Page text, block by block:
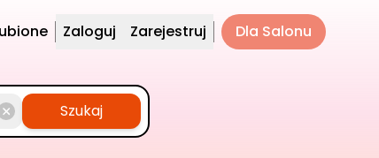
Zaloguj Zarejestruj Dla Salonu
Szukaj